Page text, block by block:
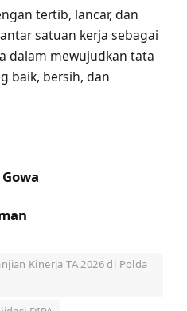
tertib, lancar, dan
satuan kerja sebagai
dalam mewujudkan tata
baik, bersih, dan
Kinerja TA 2026 di Polda